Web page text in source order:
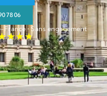
78 06
• Sans engagement
★★★